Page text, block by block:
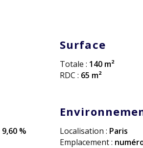
Surface
Totale : 140 m²
RDC : 65 m²
9,60 % Localisation : Paris
Emplacement :